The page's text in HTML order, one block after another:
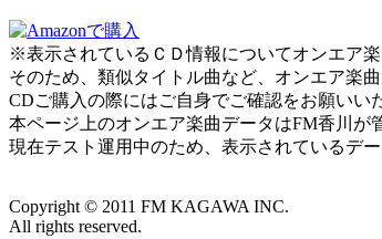
※表示されているＣＤ情報についてオンエア
そのため、類似タイトル曲など、オンエア楽
CDご購入の際にはご自身でご確認をお願いい
本ページ上のオンエア楽曲データはFM香川が
現在テスト運用中のため、表示されているデ
Copyright © 2011 FM KAGAWA INC.
All rights reserved.